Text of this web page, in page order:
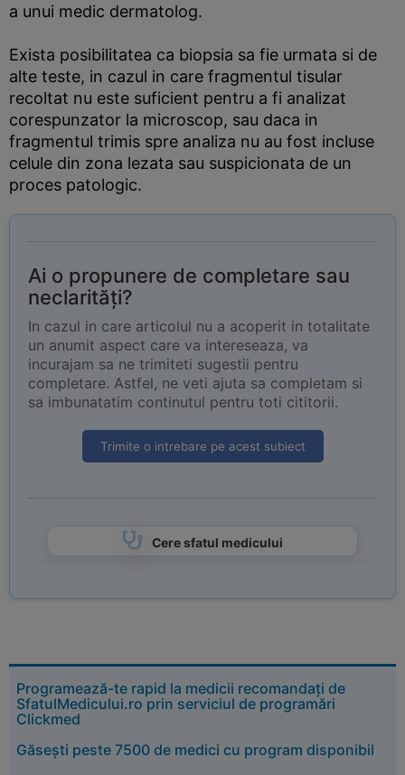
a unui medic dermatolog.
Exista posibilitatea ca biopsia sa fie urmata si de
alte teste, in cazul in care fragmentul tisular
recoltat nu este suficient pentru a fi analizat
corespunzator la microscop, sau daca in
fragmentul trimis spre analiza nu au fost incluse
celule din zona lezata sau suspicionata de un
proces patologic.
Ai o propunere de completare sau
neclarități?
In cazul in care articolul nu a acoperit in totalitate
un anumit aspect care va intereseaza, va
incurajam sa ne trimiteti sugestii pentru
completare. Astfel, ne veti ajuta sa completam si
sa imbunatatim continutul pentru toti cititorii.
Trimite o intrebare pe acest subiect
Cere sfatul medicului
Programează-te rapid la medicii recomandați de
SfatulMedicului.ro prin serviciul de programări
Clickmed
Găsești peste 7500 de medici cu program disponibil